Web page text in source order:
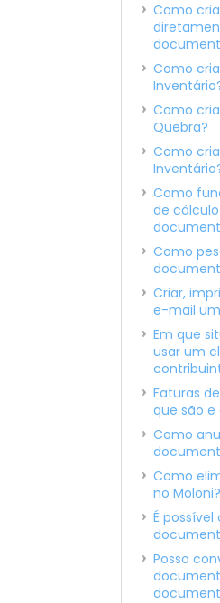
Como
Como
Como
Quebra?
Como
Como
de
Como
Criar,
e-mail
Em que
usar um
Faturas
que são
Como
Como
no Moloni?
É
Posso